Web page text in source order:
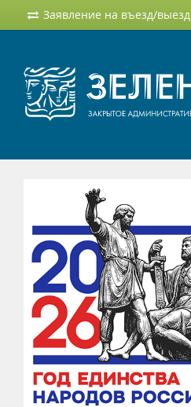
Заявление на въезд/выезд